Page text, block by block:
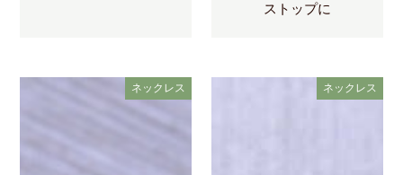
ストップに
ネックレス ネックレス